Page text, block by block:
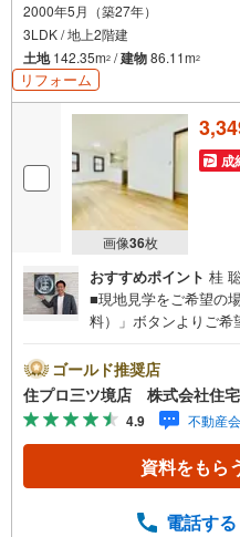
当社では来店しなくても物件の見学
ます。
ご希望のお客様は電話番号からお
イン内見をご希望の旨をお伝えくだ
2000年5月（築27年）
3LDK / 地上2階建
土地142.35m2 /建物86.11m2
リフォーム
画像36枚
成
おすすめポイント 桂
■現地見学をご希望の
料）」ボタンよりご希
リアに強い！ 住プロ
買専門会社です！最新
情報も多数ございます
---------- 弊社独自の住宅ローン提案システム 弊社ではファ
イナンシャル専門ス
ス】【ファイナンシ
ローン残高】【住宅
ゴールド推奨店
住プロ三ツ境店 株式会社住
4.9 不動産
資料をもら
電話する